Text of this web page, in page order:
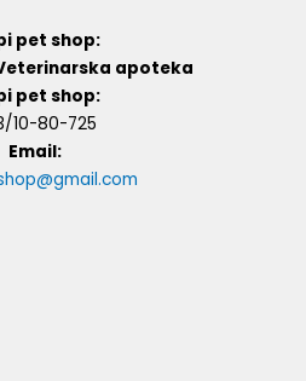
pet shop:
apoteka
pet shop:
10-80-725
Email: